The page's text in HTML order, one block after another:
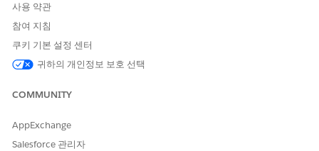
사용 약관
참여 지침
쿠키 기본 설정 센터
귀하의 개인정보 보호 선택
COMMUNITY
AppExchange
Salesforce 관리자